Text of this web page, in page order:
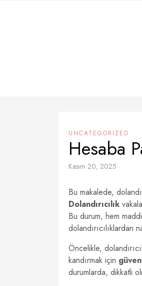
UNCATEGORIZED
Hesaba
Kasım 20, 2025
Bu makalede,
Dolandırıcılık
Bu durum, hem
dolandırıcılıklardan
Öncelikle,
kandırmak için
durumlarda, dikkatli